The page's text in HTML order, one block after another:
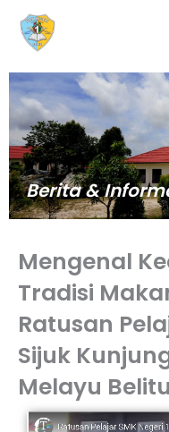
konten
Berita &
Mengenal
Tradisi
Ratusan
Sijuk
Melayu